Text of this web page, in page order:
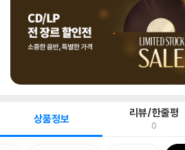
상품정보 리뷰/한줄평
0